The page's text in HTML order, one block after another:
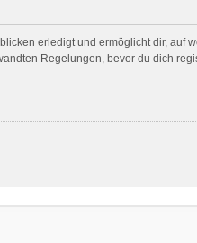
erledigt und ermöglicht dir, auf
Regelungen, bevor du dich